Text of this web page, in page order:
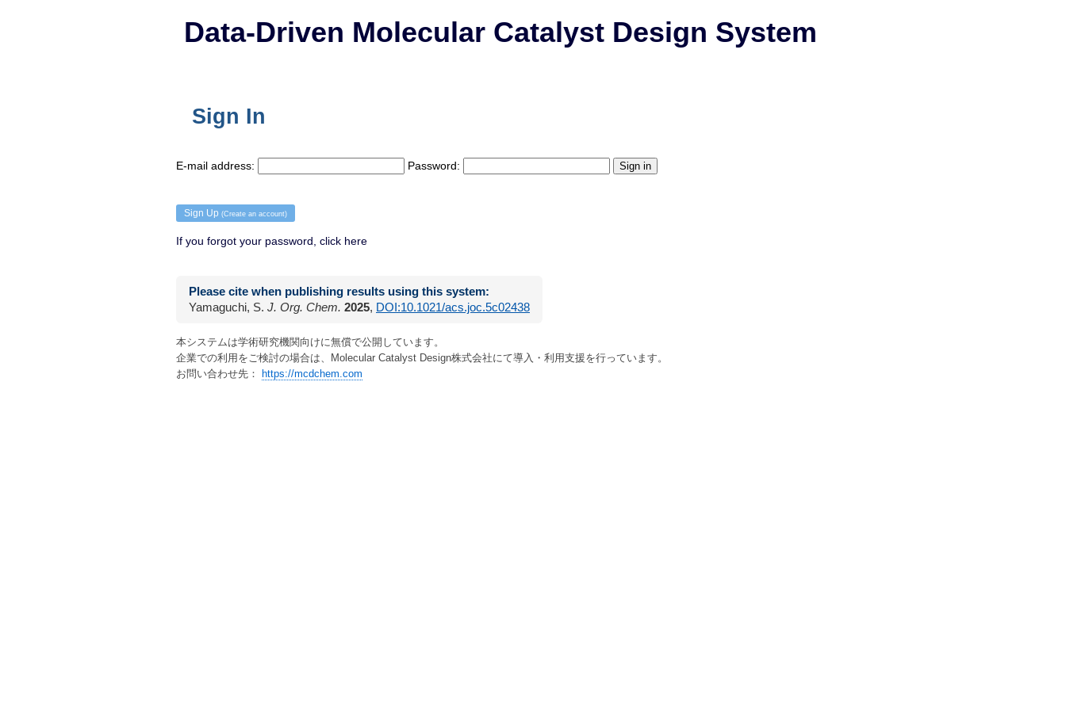
Data-Driven Molecular Catalyst Design System
Sign In
E-mail address: Password:
Sign Up (Create an account)
If you forgot your password, click here
Please cite when publishing results using this system:
Yamaguchi, S. J. Org. Chem. 2025, DOI:10.1021/acs.joc.5c02438
本システムは学術研究機関向けに無償で公開しています。
企業での利用をご検討の場合は、Molecular Catalyst Design株式会社にて導入・利用支援を行っています。
お問い合わせ先：
https://mcdchem.com